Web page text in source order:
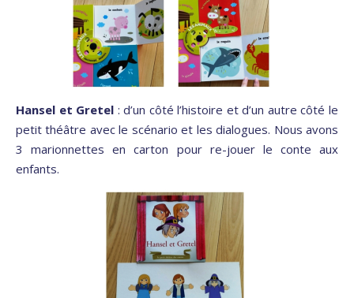
Hansel et Gretel : d’un côté l’histoire et d’un autre côté le
petit théâtre avec le scénario et les dialogues. Nous avons
3 marionnettes en carton pour re-jouer le conte aux
enfants.